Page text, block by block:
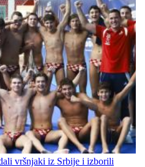
vršnjaki iz Srbije i izborili